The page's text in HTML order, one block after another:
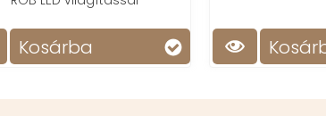
Kosárba